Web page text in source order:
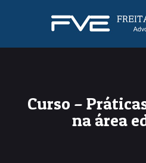
Curso –
na área